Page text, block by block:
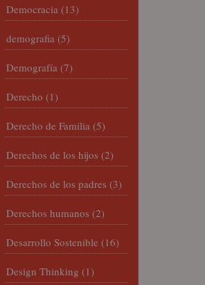
Democracia (13)
demografia (5)
Demografía (7)
Derecho (1)
Derecho de Familia (5)
Derechos de los hijos (2)
Derechos de los padres (3)
Derechos humanos (2)
Desarrollo Sostenible (16)
Design Thinking (1)